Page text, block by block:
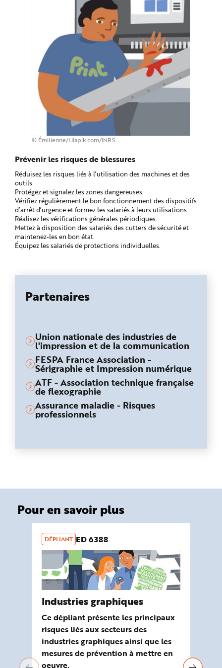
© Émilienne/Lilapik.com/INRS
Prévenir les risques de blessures
Réduisez les risques liés à l’utilisation des machines et des
outils
Protégez et signalez les zones dangereuses.
Vérifiez régulièrement le bon fonctionnement des dispositifs
d’arrêt d’urgence et formez les salariés à leurs utilisations.
Réalisez les vérifications générales périodiques.
Mettez à disposition des salariés des cutters de sécurité et
maintenez-les en bon état.
Équipez les salariés de protections individuelles.
Partenaires
Union nationale des industries de
l'impression et de la communication
FESPA France Association -
Sérigraphie et Impression numérique
ATF - Association technique française
de flexographie
Assurance maladie - Risques
professionnels
Pour en savoir plus
DÉPLIANT ED 6388
Industries graphiques
Ce dépliant présente les principaux
risques liés aux secteurs des
industries graphiques ainsi que les
mesures de prévention à mettre en
oeuvre.